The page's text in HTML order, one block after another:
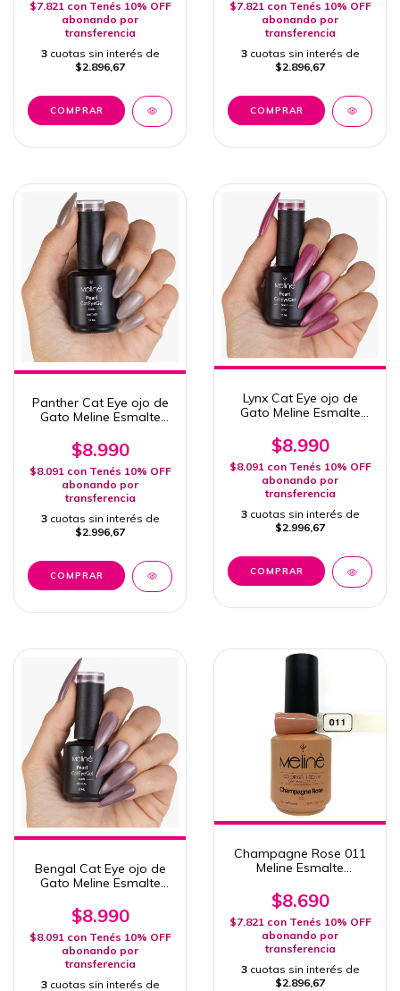
$7.821 con Tenés 10% OFF
abonando por
transferencia
3 cuotas sin interés de
$2.896,67
$7.821 con Tenés 10% OFF
abonando por
transferencia
3 cuotas sin interés de
$2.896,67
Panther Cat Eye ojo de
Gato Meline Esmalte
Uv/Led
$8.990
$8.091 con Tenés 10% OFF
abonando por
transferencia
3 cuotas sin interés de
$2.996,67
Lynx Cat Eye ojo de
Gato Meline Esmalte
Uv/Led
$8.990
$8.091 con Tenés 10% OFF
abonando por
transferencia
3 cuotas sin interés de
$2.996,67
Bengal Cat Eye ojo de
Gato Meline Esmalte
Uv/Led
$8.990
$8.091 con Tenés 10% OFF
abonando por
transferencia
3 cuotas sin interés de
Champagne Rose 011
Meline Esmalte
Uv/Led
$8.690
$7.821 con Tenés 10% OFF
abonando por
transferencia
3 cuotas sin interés de
$2.896,67